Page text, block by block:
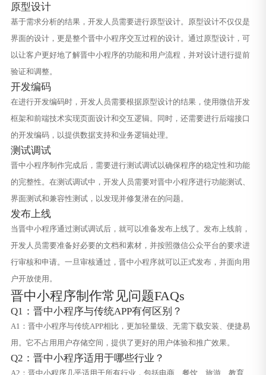
原型设计
基于需求分析的结果，开发人员需要进行原型设计。原型设计不仅仅是
界面的设计，更是整个晋中小程序交互过程的设计。通过原型设计，可
以让客户更好地了解晋中小程序的功能和用户流程，并对设计进行提前
验证和调整。
开发编码
在进行开发编码时，开发人员需要根据原型设计的结果，使用微信开发
框架和前端技术实现页面设计和交互逻辑。同时，还需要进行后端接口
的开发编码，以提供数据支持和业务逻辑处理。
测试调试
晋中小程序制作完成后，需要进行测试调试以确保程序的稳定性和功能
的完整性。在测试调试中，开发人员需要对晋中小程序进行功能测试、
界面测试和兼容性测试，以发现并修复潜在的问题。
发布上线
当晋中小程序通过测试调试后，就可以准备发布上线了。发布上线前，
开发人员需要准备好必要的文档和素材，并按照微信公众平台的要求进
行审核和申请。一旦审核通过，晋中小程序就可以正式发布，并面向用
户开放使用。
晋中小程序制作常见问题FAQs
Q1：晋中小程序与传统APP有何区别？
A1：晋中小程序与传统APP相比，更加轻量级、无需下载安装、便捷易
用。它不占用用户存储空间，提供了更好的用户体验和推广效果。
Q2：晋中小程序适用于哪些行业？
A2：晋中小程序几乎适用于所有行业，包括电商、餐饮、旅游、教育